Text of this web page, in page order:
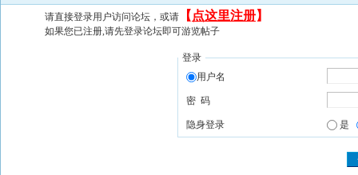
请直接登录用户访问论坛，或请 【 点这里注册】
如果您已注册,请先登录论坛即可游览帖子
登录
用户名
密 码
隐身登录 是